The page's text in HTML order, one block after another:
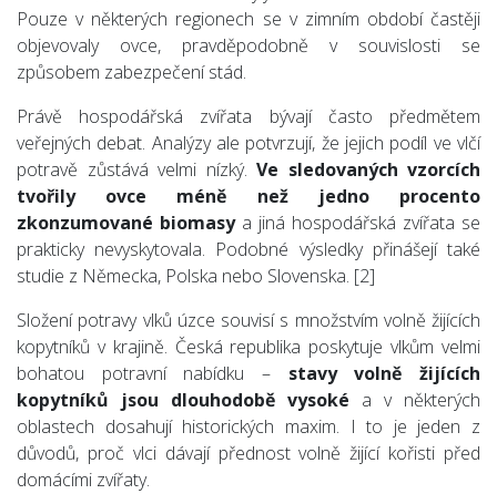
Pouze v některých regionech se v zimním období častěji
objevovaly ovce, pravděpodobně v souvislosti se
způsobem zabezpečení stád.
Právě hospodářská zvířata bývají často předmětem
veřejných debat. Analýzy ale potvrzují, že jejich podíl ve vlčí
potravě zůstává velmi nízký. Ve sledovaných vzorcích
tvořily ovce méně než jedno procento
zkonzumované biomasya jiná hospodářská zvířata se
prakticky nevyskytovala. Podobné výsledky přinášejí také
studie z Německa, Polska nebo Slovenska. [2]
Složení potravy vlků úzce souvisí s množstvím volně žijících
kopytníků v krajině. Česká republika poskytuje vlkům velmi
bohatou potravní nabídku – stavy volně žijících
kopytníků jsou dlouhodobě vysoké a v některých
oblastech dosahují historických maxim. I to je jeden z
důvodů, proč vlci dávají přednost volně žijící kořisti před
domácími zvířaty.